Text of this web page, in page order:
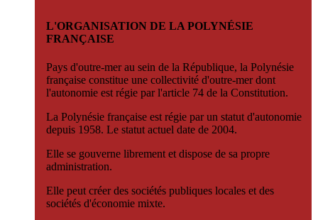
L'ORGANISATION DE LA POLYNÉSIE
FRANÇAISE
Pays d'outre-mer au sein de la République, la Polynésie
française constitue une collectivité d'outre-mer dont
l'autonomie est régie par l'article 74 de la Constitution.
La Polynésie française est régie par un statut d'autonomie
depuis 1958. Le statut actuel date de 2004.
Elle se gouverne librement et dispose de sa propre
administration.
Elle peut créer des sociétés publiques locales et des
sociétés d'économie mixte.